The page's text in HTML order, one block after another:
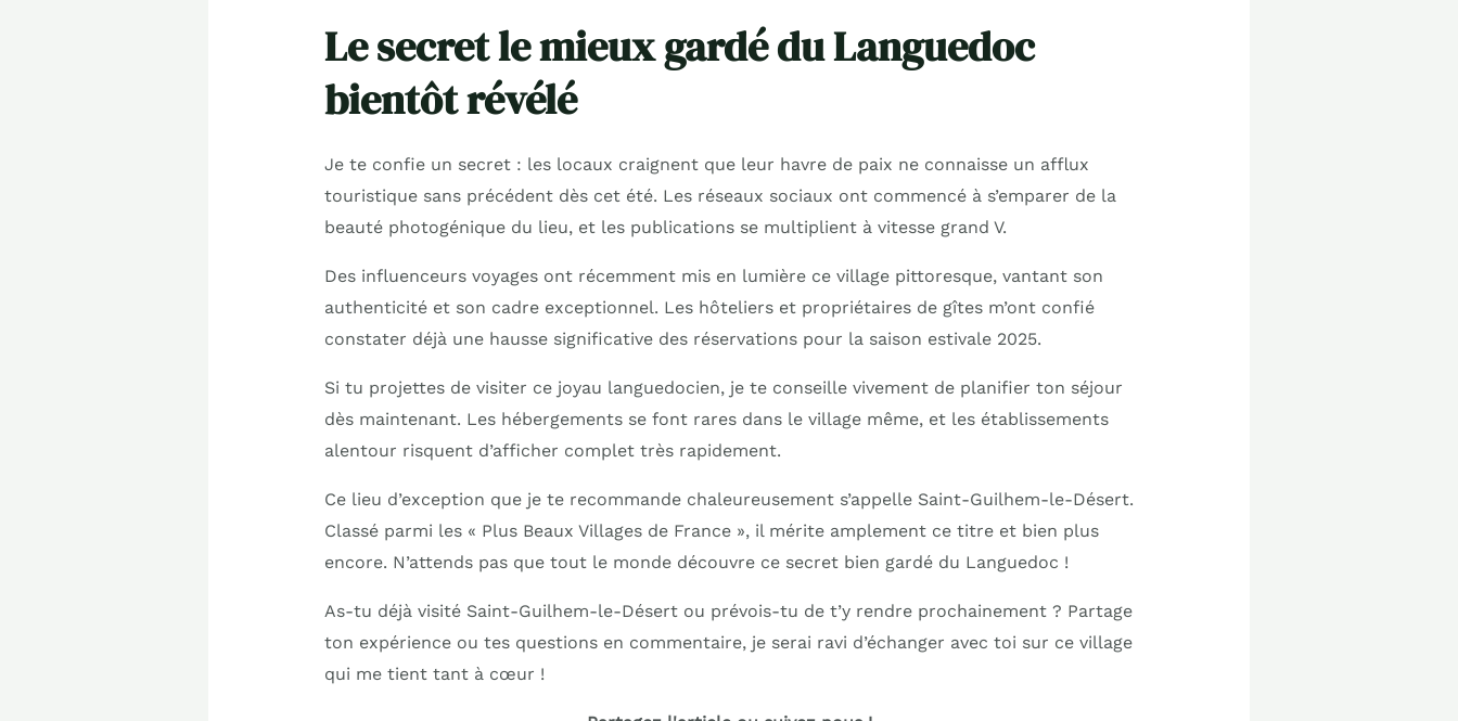
Le secret le mieux gardé du Languedoc
bientôt révélé
Je te confie un secret : les locaux craignent que leur havre de paix ne connaisse un afflux
touristique sans précédent dès cet été. Les réseaux sociaux ont commencé à s’emparer de la
beauté photogénique du lieu, et les publications se multiplient à vitesse grand V.
Des influenceurs voyages ont récemment mis en lumière ce village pittoresque, vantant son
authenticité et son cadre exceptionnel. Les hôteliers et propriétaires de gîtes m’ont confié
constater déjà une hausse significative des réservations pour la saison estivale 2025.
Si tu projettes de visiter ce joyau languedocien, je te conseille vivement de planifier ton séjour
dès maintenant. Les hébergements se font rares dans le village même, et les établissements
alentour risquent d’afficher complet très rapidement.
Ce lieu d’exception que je te recommande chaleureusement s’appelle Saint-Guilhem-le-Désert.
Classé parmi les « Plus Beaux Villages de France », il mérite amplement ce titre et bien plus
encore. N’attends pas que tout le monde découvre ce secret bien gardé du Languedoc !
As-tu déjà visité Saint-Guilhem-le-Désert ou prévois-tu de t’y rendre prochainement ? Partage
ton expérience ou tes questions en commentaire, je serai ravi d’échanger avec toi sur ce village
qui me tient tant à cœur !